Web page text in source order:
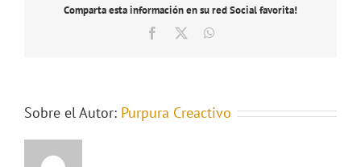
Comparta esta información en su red Social favorita!
Facebook
Sobre el Autor: Purpura Creactivo